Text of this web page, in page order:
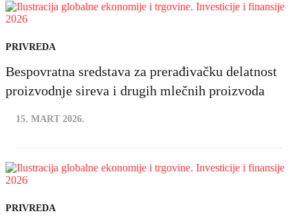
PRIVREDA
Bespovratna sredstava za prerađivačku delatnost
proizvodnje sireva i drugih mlečnih proizvoda
15. MART 2026.
PRIVREDA